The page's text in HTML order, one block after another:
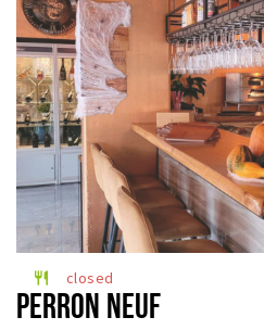
restaurant closed
PERRON NEUF